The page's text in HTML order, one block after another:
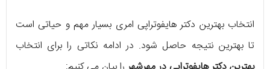
انتخاب بهترین دکتر هایفوتراپی امری بسیار مهم و حیاتی است
تا بهترین نتیجه حاصل شود. در ادامه نکاتی را برای انتخاب